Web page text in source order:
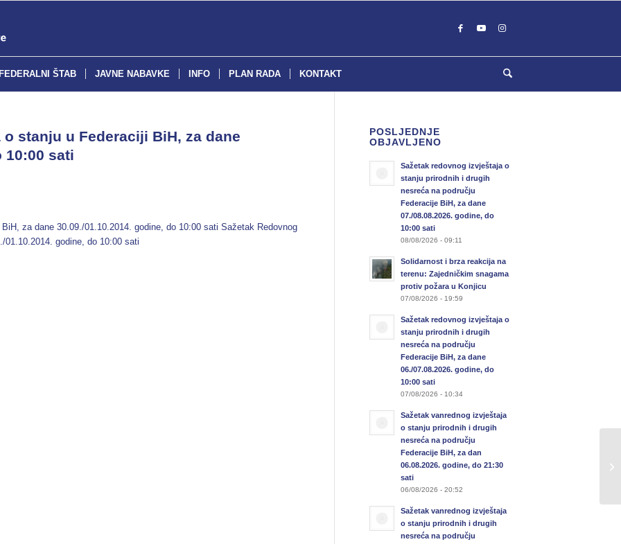
FEDERALNI ŠTAB JAVNE NABAVKE INFO PLAN RADA KONTAKT
stanju u Federaciji BiH, za dane
10:00 sati
za dane 30.09./01.10.2014. godine, do 10:00 sati Sažetak Redovnog
godine, do 10:00 sati
POSLJEDNJE
OBJAVLJENO
Sažetak redovnog izvještaja o
stanju prirodnih i drugih
nesreća na području
Federacije BiH, za dane
07./08.08.2026. godine, do
10:00 sati
08/08/2026 - 09:11
Solidarnost i brza reakcija na
terenu: Zajedničkim snagama
protiv požara u Konjicu
07/08/2026 - 19:59
Sažetak redovnog izvještaja o
stanju prirodnih i drugih
nesreća na području
Federacije BiH, za dane
06./07.08.2026. godine, do
10:00 sati
07/08/2026 - 10:34
Sažetak vanrednog izvještaja
o stanju prirodnih i drugih
nesreća na području
Federacije BiH, za dan
06.08.2026. godine, do 21:30
sati
06/08/2026 - 20:52
Sažetak vanrednog izvještaja
o stanju prirodnih i drugih
nesreća na području